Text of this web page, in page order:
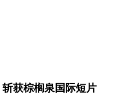
获棕榈泉国际短片